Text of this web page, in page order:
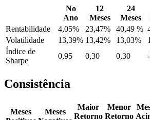
No
Ano
12
Meses
24
Meses
Rentabilidade
4,05% 23,47% 40,49 %
Volatilidade
13,39% 13,42% 13,03%
Índice de
Sharpe
0,95 0,30 0,30
Consistência
Meses
Meses
Maior
Retorno
Menor
Retorno